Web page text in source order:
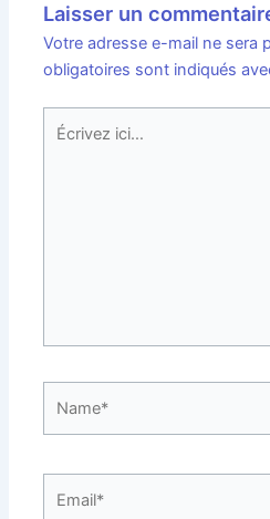
Laisser un
Votre adresse e-mail ne sera
obligatoires sont indiqués
Écrivez
ici…